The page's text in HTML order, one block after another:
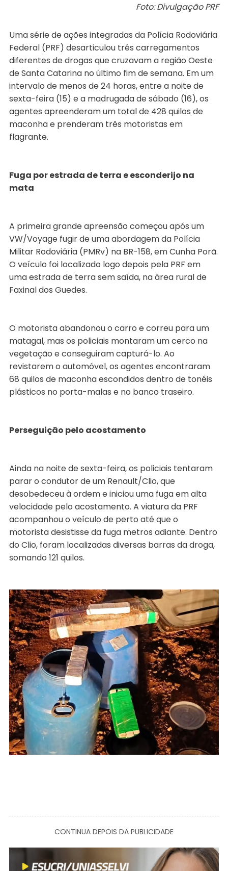
Foto: Divulgação PRF
Uma série de ações integradas da Polícia Rodoviária
Federal (PRF) desarticulou três carregamentos
diferentes de drogas que cruzavam a região Oeste
de Santa Catarina no último fim de semana. Em um
intervalo de menos de 24 horas, entre a noite de
sexta-feira (15) e a madrugada de sábado (16), os
agentes apreenderam um total de 428 quilos de
maconha e prenderam três motoristas em
flagrante.
Fuga por estrada de terra e esconderijo na
mata
A primeira grande apreensão começou após um
VW/Voyage fugir de uma abordagem da Polícia
Militar Rodoviária (PMRv) na BR-158, em Cunha Porã.
O veículo foi localizado logo depois pela PRF em
uma estrada de terra sem saída, na área rural de
Faxinal dos Guedes.
O motorista abandonou o carro e correu para um
matagal, mas os policiais montaram um cerco na
vegetação e conseguiram capturá-lo. Ao
revistarem o automóvel, os agentes encontraram
68 quilos de maconha escondidos dentro de tonéis
plásticos no porta-malas e no banco traseiro.
Perseguição pelo acostamento
Ainda na noite de sexta-feira, os policiais tentaram
parar o condutor de um Renault/Clio, que
desobedeceu à ordem e iniciou uma fuga em alta
velocidade pelo acostamento. A viatura da PRF
acompanhou o veículo de perto até que o
motorista desistisse da fuga metros adiante. Dentro
do Clio, foram localizadas diversas barras da droga,
somando 121 quilos.
CONTINUA DEPOIS DA PUBLICIDADE